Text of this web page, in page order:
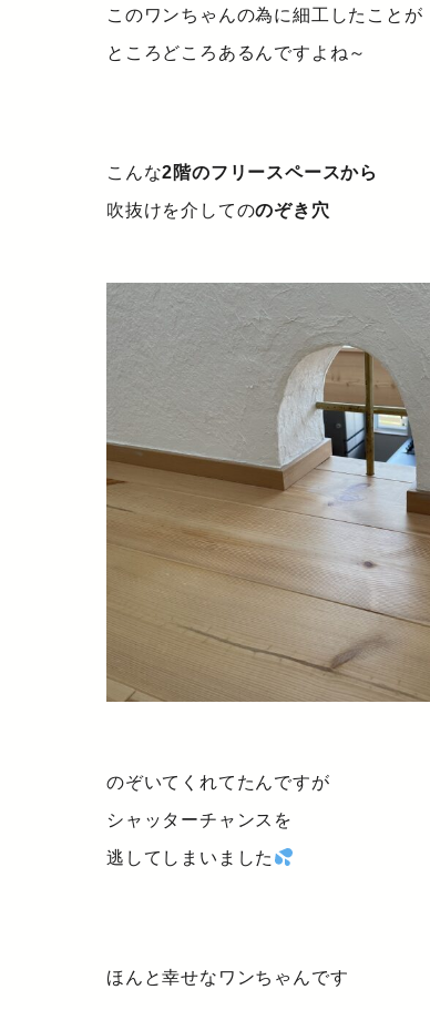
このワンちゃんの為に細工したことが
ところどころあるんですよね～
こんな2階のフリースペースから
吹抜けを介してののぞき穴
のぞいてくれてたんですが
シャッターチャンスを
逃してしまいました
ほんと幸せなワンちゃんです